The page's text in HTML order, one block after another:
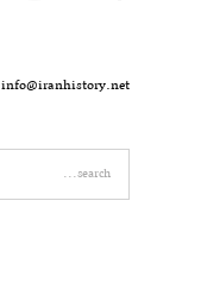
info@iranhistory.net